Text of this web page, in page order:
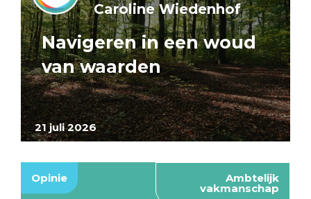
21 juli 2026
Caroline Wiedenhof
Navigeren in een woud
van waarden
Opinie Ambtelijk
vakmanschap